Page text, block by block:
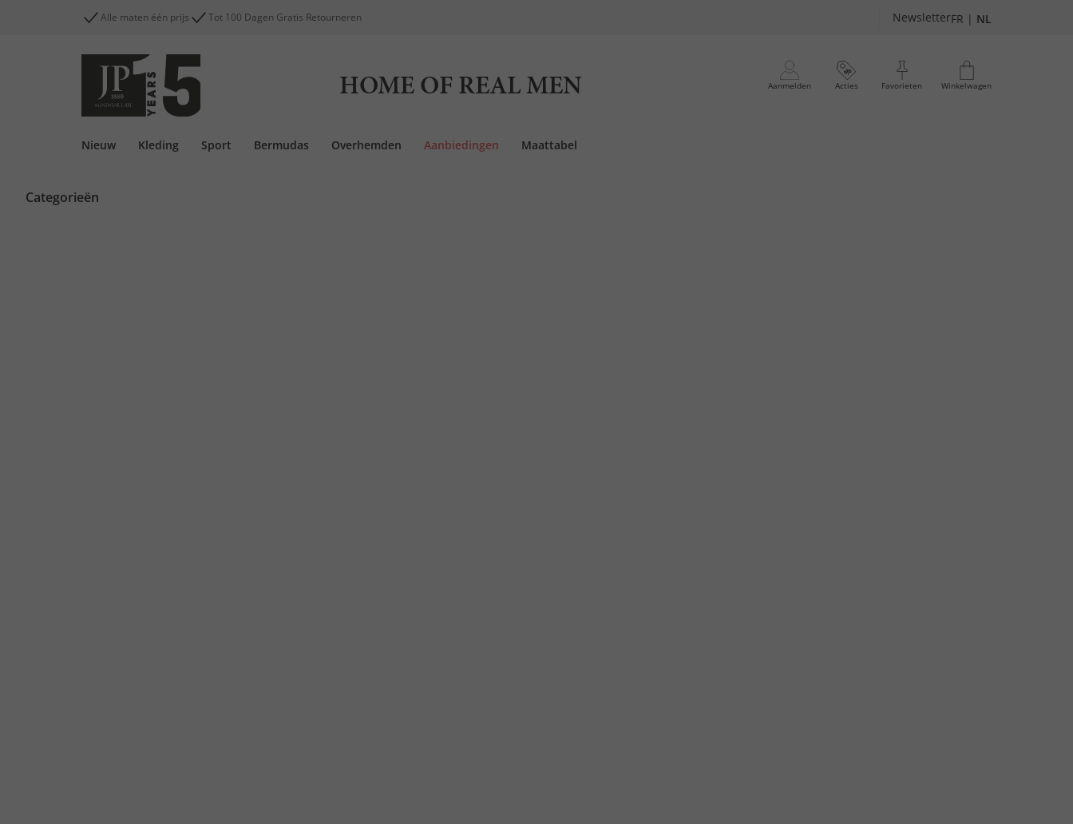
Alle maten één prijs Tot 100 Dagen Gratis Retourneren NewsletterFR | NL
HOME OF REAL MEN Aanmelden Acties Favorieten Winkelwagen
Nieuw Kleding Sport Bermudas Overhemden Aanbiedingen Maattabel
Categorieën